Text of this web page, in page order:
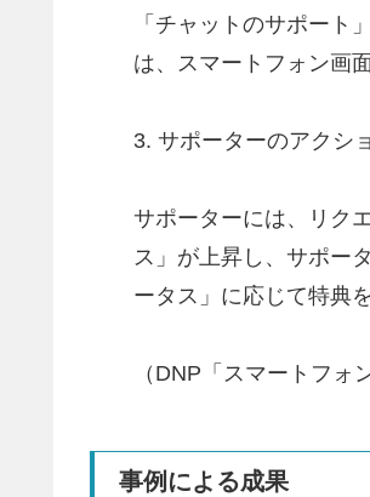
「チャットのサポー
は、スマートフォン画
3. サポーターのアクシ
サポーターには、リク
ス」が上昇し、サポー
ータス」に応じて特典
（DNP「スマートフ
事例による成果